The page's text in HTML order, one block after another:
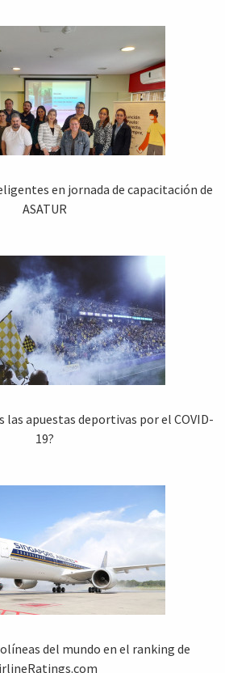
en jornada de capacitación de
ASATUR
las apuestas deportivas por el COVID-
19?
del mundo en el ranking de